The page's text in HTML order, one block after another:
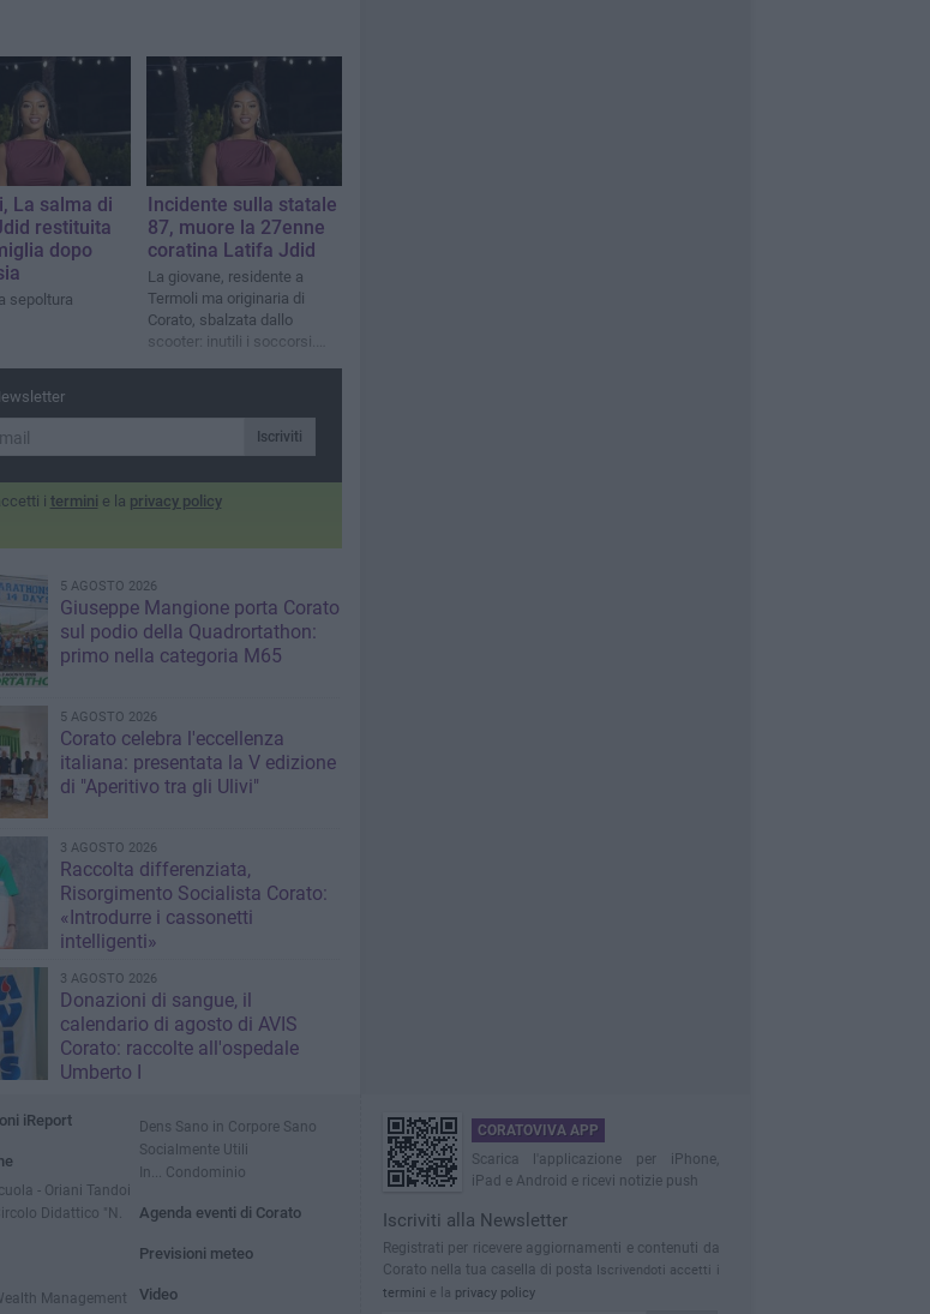
La salma di
restituita
dopo
sepoltura
Incidente sulla statale
87, muore la 27enne
coratina Latifa Jdid
La giovane, residente a
Termoli ma originaria di
Corato, sbalzata dallo
scooter: inutili i soccorsi.
Iscriviti
i termini e la privacy policy
5 AGOSTO 2026
Giuseppe Mangione porta Corato
sul podio della Quadrortathon:
primo nella categoria M65
5 AGOSTO 2026
Corato celebra l'eccellenza
italiana: presentata la V edizione
di "Aperitivo tra gli Ulivi"
3 AGOSTO 2026
Raccolta differenziata,
Risorgimento Socialista Corato:
«Introdurre i cassonetti
intelligenti»
3 AGOSTO 2026
Donazioni di sangue, il
calendario di agosto di AVIS
Corato: raccolte all'ospedale
Umberto I
iReport
- Oriani Tandoi
Didattico "N.
Management
Dens Sano in Corpore Sano
Socialmente Utili
In... Condominio
Agenda eventi di Corato
Previsioni meteo
Video
CORATOVIVA APP
Scarica l'applicazione per iPhone,
iPad e Android e ricevi notizie push
Iscriviti alla Newsletter
Registrati per ricevere aggiornamenti e contenuti da
Corato nella tua casella di posta Iscrivendoti accetti i
termini e la privacy policy